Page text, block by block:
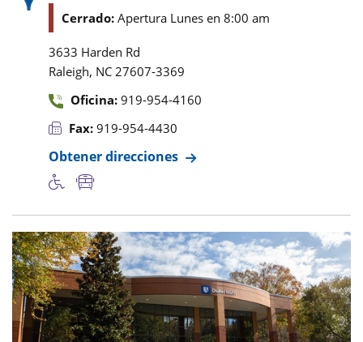
Cerrado: Apertura Lunes en 8:00 am
3633 Harden Rd
Raleigh, NC 27607-3369
Oficina: 919-954-4160
Fax: 919-954-4430
Obtener direcciones